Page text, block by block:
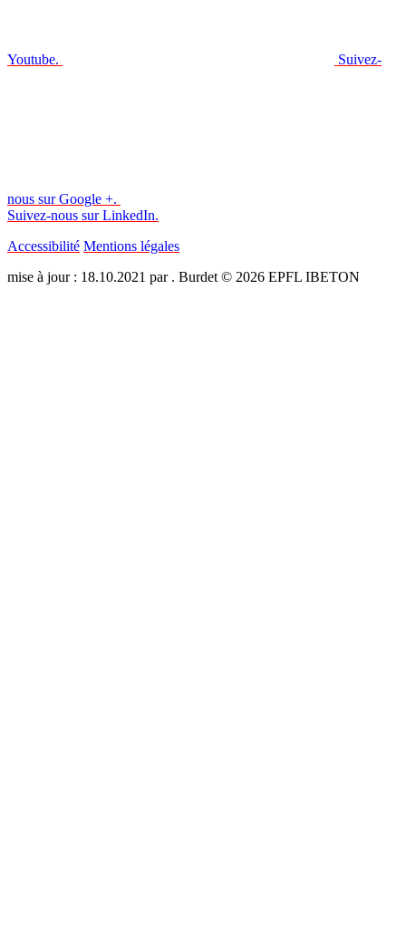
Youtube. Suivez-
nous sur Google +.
Suivez-nous sur LinkedIn.
Accessibilité Mentions légales
mise à jour : 18.10.2021 par . Burdet © 2026 EPFL IBETON